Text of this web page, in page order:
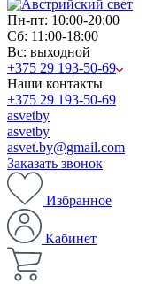
Пн-пт: 10:00-20:00
Сб: 11:00-18:00
Вс: выходной
+375 29 193-50-69
Наши контакты
+375 29 193-50-69
asvetby
asvetby
asvet.by@gmail.com
Заказать звонок
Избранное
Кабинет